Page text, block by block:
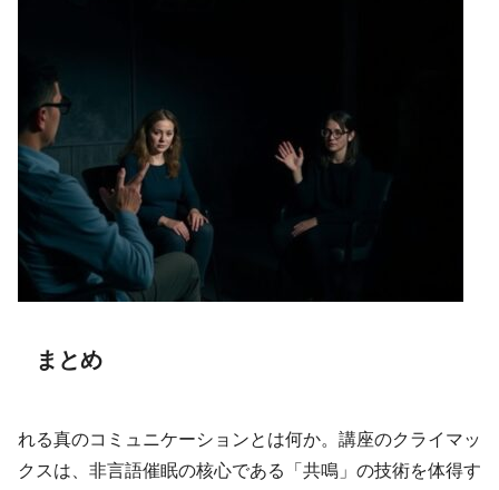
まとめ
れる真のコミュニケーションとは何か。講座のクライマッ
クスは、非言語催眠の核心である「共鳴」の技術を体得す